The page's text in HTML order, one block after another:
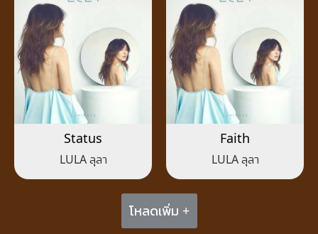
Status
LULA ลุลา
Faith
LULA ลุลา
โหลดเพิ่ม +